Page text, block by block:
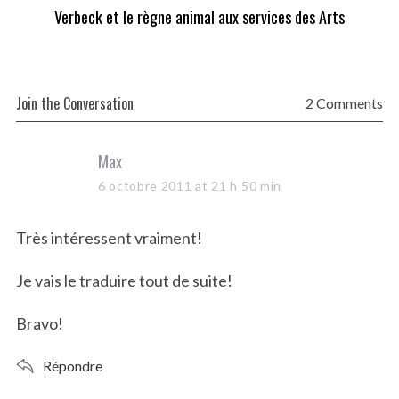
Verbeck et le règne animal aux services des Arts
Join the Conversation 2 Comments
s
a
s
Max
6 octobre 2011 at 21 h 50 min
Très intéressent vraiment!
Je vais le traduire tout de suite!
Bravo!
Répondre